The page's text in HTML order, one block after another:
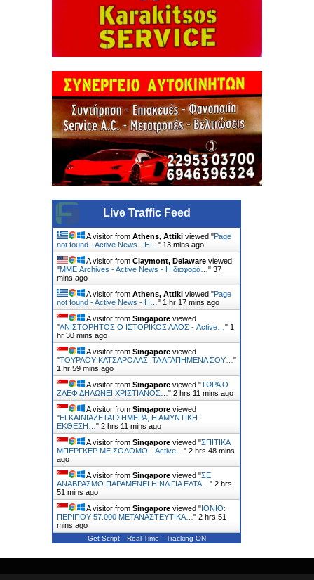
Live Traffic Feed
A visitor from Athens, Attiki viewed "Page
not found - Active News - Η… " 13 mins ago
A visitor from Claymont, Delaware viewed
"ΜΜΕ Archives - Active News - Η διαφορά… " 37
mins ago
A visitor from Athens, Attiki viewed "Page
not found - Active News - Η… " 1 hr 17 mins ago
A visitor from Singapore viewed
"ΑΝΙΣΤΟΡΗΤΟΣ Ο ΙΣΤΟΡΙΚΟΣ ΛΑΟΣ - Active… " 1
hr 30 mins ago
A visitor from Singapore viewed
"ΤΟΥΡΛΟΥ ΚΑΤΣΑΡΟΛΑΣ: ΤΑ ΑΓΑΠΗΜΕΝΑ ΣΟΥ… "
1 hr 59 mins ago
A visitor from Singapore viewed "ΤΩΡΑ Ο
ΖΑΕΦ ΔΗΛΩΝΕΙ ΧΡΙΣΤΙΑΝΟΣ… " 2 hrs 11 mins ago
A visitor from Singapore viewed
"ΕΓΚΑΙΝΙAΖΕΤΑΙ ΣΗΜΕΡΑ, Η ΑΜΥΝΤΙΚH
EΚΘΕΣΗ… " 2 hrs 11 mins ago
A visitor from Singapore viewed "ΣΠΙΤΙΚΑ
ΜΠΕΡΓΚΕΡ ΜΕ ΣΟΛΟΜΟ - Active… " 2 hrs 48 mins
ago
A visitor from Singapore viewed "ΣΕ
ΑΝΑΒΡΑΣΜΟ ΠΑΡΑΜΕΝΕΙ Η ΝΔ ΓΙΑ ΕΛΤΑ… " 2 hrs
51 mins ago
A visitor from Singapore viewed "ΙΟΝΙΟ:
ΠΕΡΙΠΟΥ 57.000 ΜΕΤΑΝΑΣΤΕΥΤΙΚΑ… " 2 hrs 51
mins ago
Get Script Real Time Tracking ON